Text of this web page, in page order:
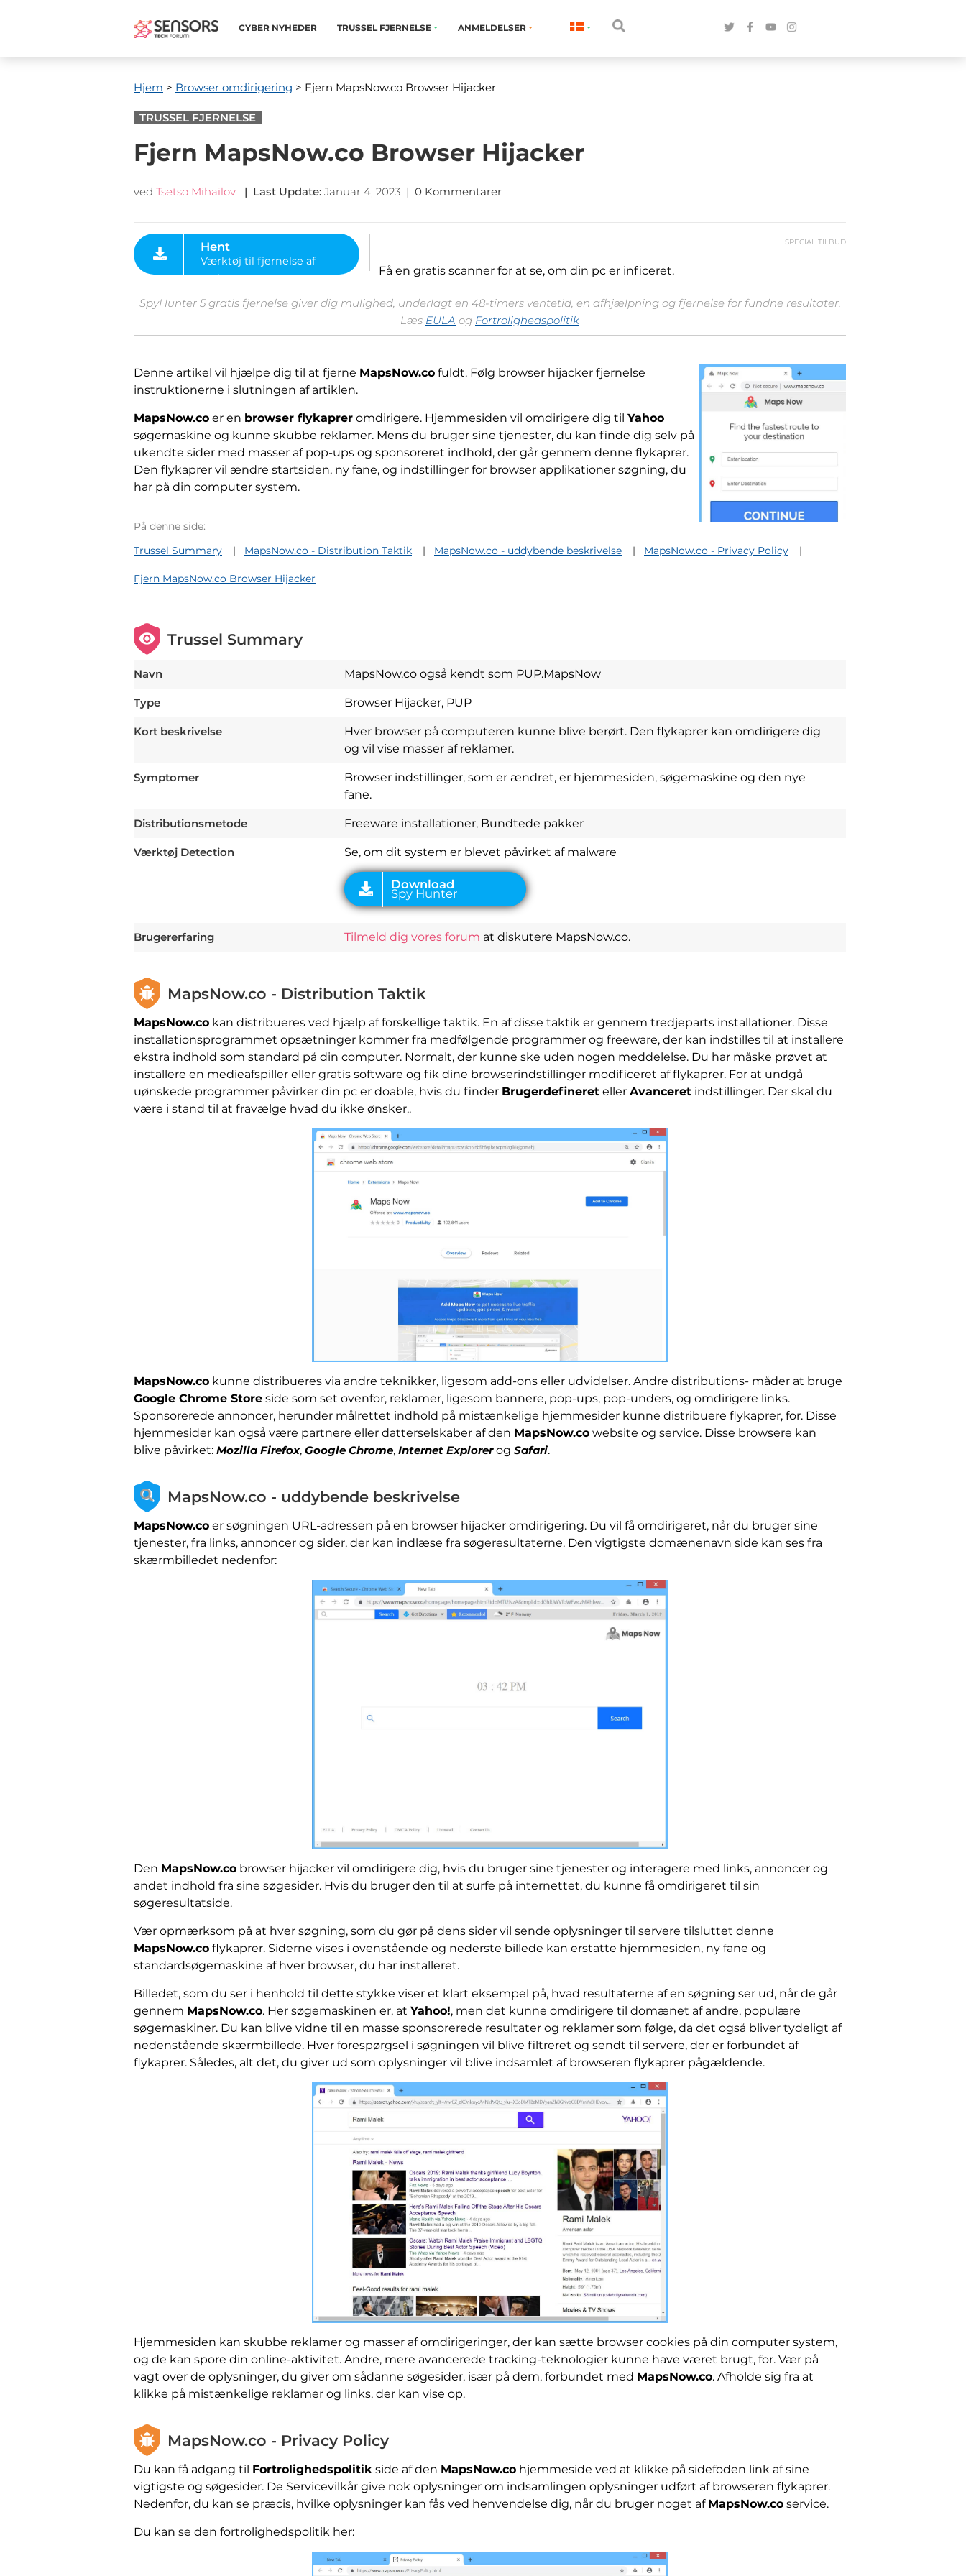
CYBER ​​NYHEDER TRUSSEL FJERNELSE ANMELDELSER
Hjem > Browser omdirigering > Fjern MapsNow.co Browser Hijacker
TRUSSEL FJERNELSE
Fjern MapsNow.co Browser Hijacker
ved Tsetso Mihailov | Last Update: Januar 4, 2023 | 0 Kommentarer
SPECIAL TILBUD
Værktøj til fjernelse af
malware
Få en gratis scanner for at se, om din pc er inficeret.
SpyHunter 5 gratis fjernelse giver dig mulighed, underlagt en 48-timers ventetid, en afhjælpning og fjernelse for fundne resultater.
Læs EULA og Fortrolighedspolitik
Denne artikel vil hjælpe dig til at fjerne MapsNow.co fuldt. Følg browser hijacker fjernelse
instruktionerne i slutningen af ​​artiklen.
MapsNow.co er en browser flykaprer omdirigere. Hjemmesiden vil omdirigere dig til Yahoo
søgemaskine og kunne skubbe reklamer. Mens du bruger sine tjenester, du kan finde dig selv på
ukendte sider med masser af pop-ups og sponsoreret indhold, der går gennem denne flykaprer.
Den flykaprer vil ændre startsiden, ny fane, og indstillinger for browser applikationer søgning, du
har på din computer system.
På denne side:
Trussel Summary
MapsNow.co - Distribution Taktik MapsNow.co - uddybende beskrivelse MapsNow.co - Privacy Policy
Fjern MapsNow.co Browser Hijacker
Trussel Summary
Navn MapsNow.co også kendt som PUP.MapsNow
Type Browser Hijacker, PUP
Kort beskrivelse
Hver browser på computeren kunne blive berørt. Den flykaprer kan omdirigere dig
og vil vise masser af reklamer.
Symptomer
Browser indstillinger, som er ændret, er hjemmesiden, søgemaskine og den nye
fane.
Distributionsmetode Freeware installationer, Bundtede pakker
Værktøj Detection Se, om dit system er blevet påvirket af malware
Brugererfaring Tilmeld dig vores forum at diskutere MapsNow.co.
MapsNow.co - Distribution Taktik
MapsNow.co kan distribueres ved hjælp af forskellige taktik. En af disse taktik er gennem tredjeparts installationer. Disse
installationsprogrammet opsætninger kommer fra medfølgende programmer og freeware, der kan indstilles til at installere
ekstra indhold som standard på din computer. Normalt, der kunne ske uden nogen meddelelse. Du har måske prøvet at
installere en medieafspiller eller gratis software og fik dine browserindstillinger modificeret af flykaprer. For at undgå
uønskede programmer påvirker din pc er doable, hvis du finder Brugerdefineret eller Avanceret indstillinger. Der skal du
være i stand til at fravælge hvad du ikke ønsker,.
MapsNow.co kunne distribueres via andre teknikker, ligesom add-ons eller udvidelser. Andre distributions- måder at bruge
Google Chrome Store side som set ovenfor, reklamer, ligesom bannere, pop-ups, pop-unders, og omdirigere links.
Sponsorerede annoncer, herunder målrettet indhold på mistænkelige hjemmesider kunne distribuere flykaprer, for. Disse
hjemmesider kan også være partnere eller datterselskaber af den MapsNow.co website og service. Disse browsere kan
blive påvirket: Mozilla Firefox, Google Chrome, Internet Explorerog Safari.
MapsNow.co - uddybende beskrivelse
MapsNow.co er søgningen URL-adressen på en browser hijacker omdirigering. Du vil få omdirigeret, når du bruger sine
tjenester, fra links, annoncer og sider, der kan indlæse fra søgeresultaterne. Den vigtigste domænenavn side kan ses fra
skærmbilledet nedenfor:
Den MapsNow.co browser hijacker vil omdirigere dig, hvis du bruger sine tjenester og interagere med links, annoncer og
andet indhold fra sine søgesider. Hvis du bruger den til at surfe på internettet, du kunne få omdirigeret til sin
søgeresultatside.
Vær opmærksom på at hver søgning, som du gør på dens sider vil sende oplysninger til servere tilsluttet denne
MapsNow.co flykaprer. Siderne vises i ovenstående og nederste billede kan erstatte hjemmesiden, ny fane og
standardsøgemaskine af hver browser, du har installeret.
Billedet, som du ser i henhold til dette stykke viser et klart eksempel på, hvad resultaterne af en søgning ser ud, når de går
gennem MapsNow.co. Her søgemaskinen er, at Yahoo!, men det kunne omdirigere til domænet af andre, populære
søgemaskiner. Du kan blive vidne til en masse sponsorerede resultater og reklamer som følge, da det også bliver tydeligt af
nedenstående skærmbillede. Hver forespørgsel i søgningen vil blive filtreret og sendt til servere, der er forbundet af
flykaprer. Således, alt det, du giver ud som oplysninger vil blive indsamlet af browseren flykaprer pågældende.
Hjemmesiden kan skubbe reklamer og masser af omdirigeringer, der kan sætte browser cookies på din computer system,
og de kan spore din online-aktivitet. Andre, mere avancerede tracking-teknologier kunne have været brugt, for. Vær på
vagt over de oplysninger, du giver om sådanne søgesider, især på dem, forbundet med MapsNow.co. Afholde sig fra at
klikke på mistænkelige reklamer og links, der kan vise op.
MapsNow.co - Privacy Policy
Du kan få adgang til Fortrolighedspolitik side af den MapsNow.co hjemmeside ved at klikke på sidefoden link af sine
vigtigste og søgesider. De Servicevilkår give nok oplysninger om indsamlingen oplysninger udført af browseren flykaprer.
Nedenfor, du kan se præcis, hvilke oplysninger kan fås ved henvendelse dig, når du bruger noget af MapsNow.co service.
Du kan se den fortrolighedspolitik her: